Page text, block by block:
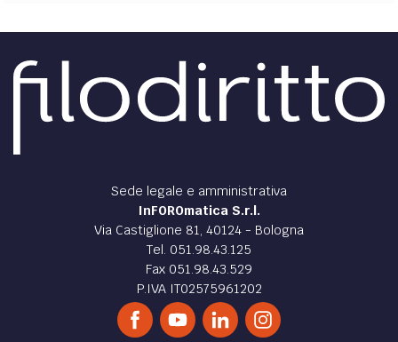
Sede legale e amministrativa
InFOROmatica S.r.l.
Via Castiglione 81, 40124 - Bologna
Tel. 051.98.43.125
Fax 051.98.43.529
P.IVA IT02575961202